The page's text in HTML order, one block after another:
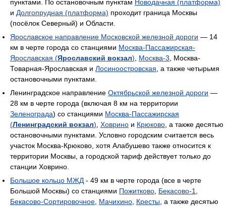
пунктами. По остановочным пунктам Новодачная (платформа)
и Долгопрудная (платформа) проходит граница Москвы
(посёлок Северный) и Области.
Ярославское направление Московской железной дороги — 14
км в черте города со станциями Москва-Пассажирская-
Ярославская (Ярославский вокзал) Москва-3 , Москва-
Товарная-Ярославская и Лосиноостровская , а также четырьмя
остановочными пунктами.
Ленинградское направление Октябрьской железной дороги —
28 км в черте города (включая 8 км на территории
Зеленограда) со станциями Москва-Пассажирская
(Ленинградский вокзал) Ховрино и Крюково , а также десятью
остановочными пунктами. Условно городским считается весь
участок Москва-Крюково, хотя Алабушево также относится к
территории Москвы, а городской тариф действует только до
станции Ховрино.
Большое кольцо МЖД - 49 км в черте города (все в черте
Большой Москвы) со станциями Пожитково Бекасово-1
Бекасово-Сортировочное Мачихино Кресты , а также десятью